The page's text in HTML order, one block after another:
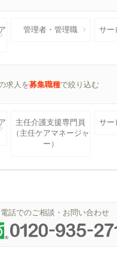
管理者・管理職 サー
求人を募集職種で絞り込む
主任介護支援専門員
（主任ケアマネージャ
ー）
サー
話でのご相談・お問い合わせ